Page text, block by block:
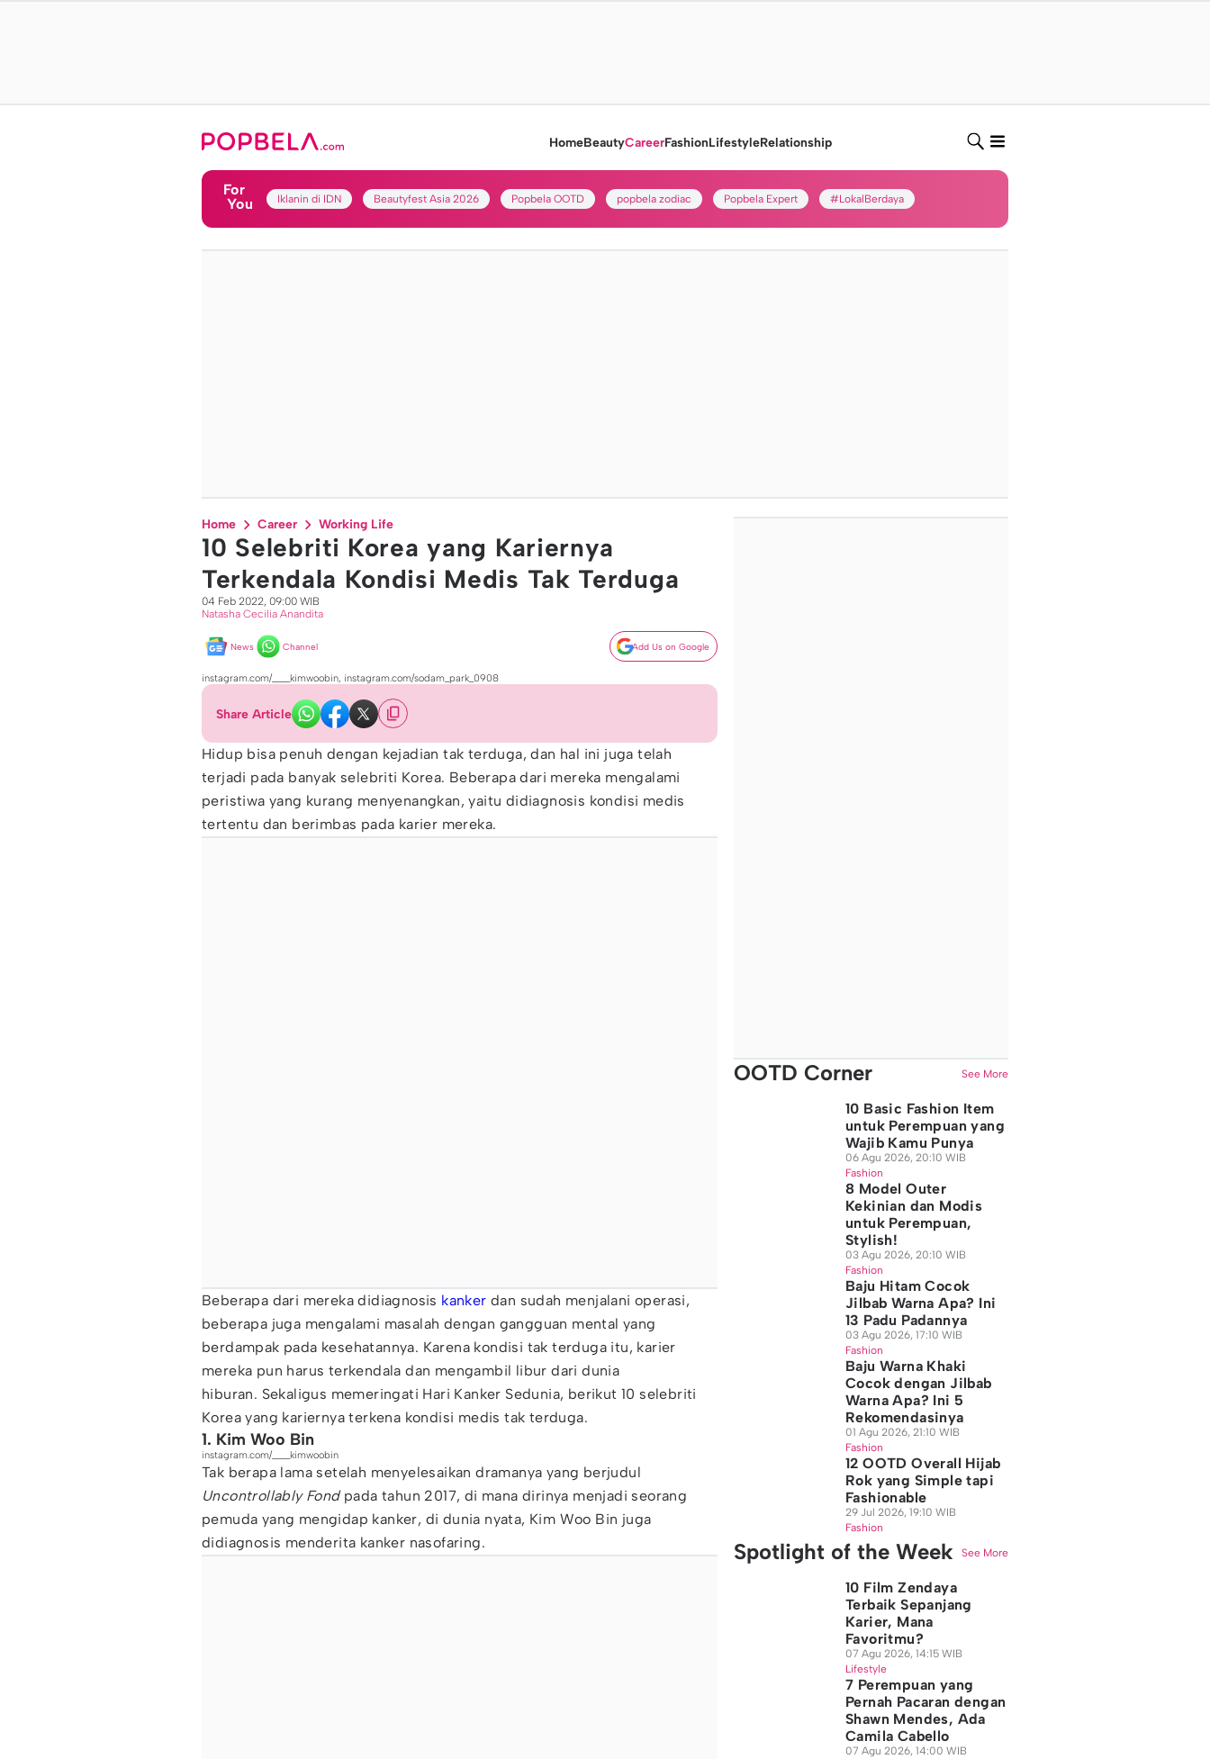
HomeBeautyCareerFashionLifestyleRelationship
For
You
Iklanin di IDN Beautyfest Asia 2026 Popbela OOTD popbela zodiac Popbela Expert #LokalBerdaya
Home Career Working Life
10 Selebriti Korea yang Kariernya
Terkendala Kondisi Medis Tak Terduga
04 Feb 2022, 09:00 WIB
Natasha Cecilia Anandita
News Channel Add Us on Google
instagram.com/____kimwoobin, instagram.com/sodam_park_0908
Share Article
Hidup bisa penuh dengan kejadian tak terduga, dan hal ini juga telah
terjadi pada banyak selebriti Korea. Beberapa dari mereka mengalami
peristiwa yang kurang menyenangkan, yaitu didiagnosis kondisi medis
tertentu dan berimbas pada karier mereka.
Beberapa dari mereka didiagnosis kanker dan sudah menjalani operasi,
beberapa juga mengalami masalah dengan gangguan mental yang
berdampak pada kesehatannya. Karena kondisi tak terduga itu, karier
mereka pun harus terkendala dan mengambil libur dari dunia
hiburan. Sekaligus memeringati Hari Kanker Sedunia, berikut 10 selebriti
Korea yang kariernya terkena kondisi medis tak terduga.
1. Kim Woo Bin
instagram.com/____kimwoobin
Tak berapa lama setelah menyelesaikan dramanya yang berjudul
Uncontrollably Fondpada tahun 2017, di mana dirinya menjadi seorang
pemuda yang mengidap kanker, di dunia nyata, Kim Woo Bin juga
didiagnosis menderita kanker nasofaring.
OOTD Corner See More
10 Basic Fashion Item
untuk Perempuan yang
Wajib Kamu Punya
06 Agu 2026, 20:10 WIB
Fashion
8 Model Outer
Kekinian dan Modis
untuk Perempuan,
Stylish!
03 Agu 2026, 20:10 WIB
Fashion
Baju Hitam Cocok
Jilbab Warna Apa? Ini
13 Padu Padannya
03 Agu 2026, 17:10 WIB
Fashion
Baju Warna Khaki
Cocok dengan Jilbab
Warna Apa? Ini 5
Rekomendasinya
01 Agu 2026, 21:10 WIB
Fashion
12 OOTD Overall Hijab
Rok yang Simple tapi
Fashionable
29 Jul 2026, 19:10 WIB
Fashion
Spotlight of the Week See More
10 Film Zendaya
Terbaik Sepanjang
Karier, Mana
Favoritmu?
07 Agu 2026, 14:15 WIB
Lifestyle
7 Perempuan yang
Pernah Pacaran dengan
Shawn Mendes, Ada
Camila Cabello
07 Agu 2026, 14:00 WIB